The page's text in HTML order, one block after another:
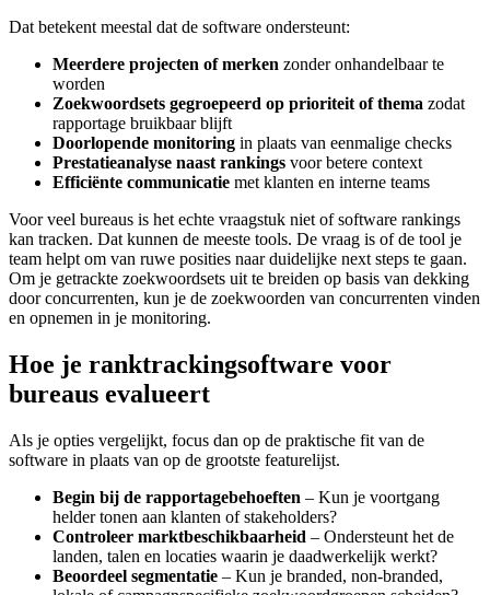
Dat betekent meestal dat de software ondersteunt:
Meerdere projecten of merken zonder onhandelbaar te
worden
Zoekwoordsets gegroepeerd op prioriteit of thema zodat
rapportage bruikbaar blijft
Doorlopende monitoring in plaats van eenmalige checks
Prestatieanalyse naast rankings voor betere context
Efficiënte communicatie met klanten en interne teams
Voor veel bureaus is het echte vraagstuk niet of software rankings
kan tracken. Dat kunnen de meeste tools. De vraag is of de tool je
team helpt om van ruwe posities naar duidelijke next steps te gaan.
Om je getrackte zoekwoordsets uit te breiden op basis van dekking
door concurrenten, kun je de zoekwoorden van concurrenten vinden
en opnemen in je monitoring.
Hoe je ranktrackingsoftware voor
bureaus evalueert
Als je opties vergelijkt, focus dan op de praktische fit van de
software in plaats van op de grootste featurelijst.
Begin bij de rapportagebehoeften – Kun je voortgang
helder tonen aan klanten of stakeholders?
Controleer marktbeschikbaarheid – Ondersteunt het de
landen, talen en locaties waarin je daadwerkelijk werkt?
Beoordeel segmentatie – Kun je branded, non‑branded,